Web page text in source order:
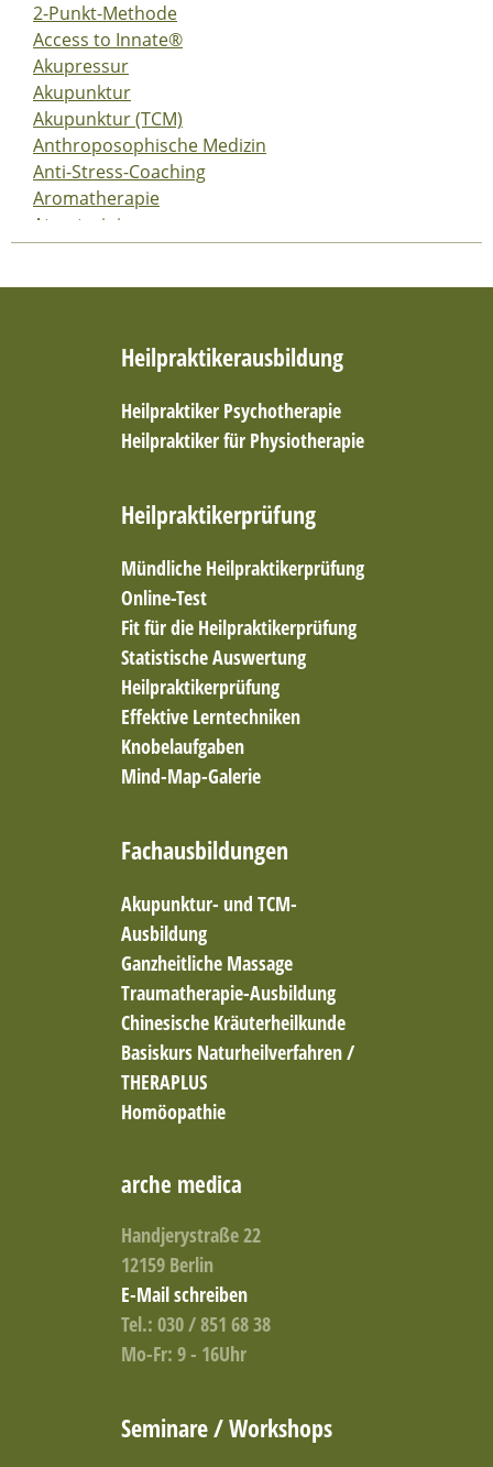
2-Punkt-Methode
Access to Innate®
Akupressur
Akupunktur
Akupunktur (TCM)
Anthroposophische Medizin
Anti-Stress-Coaching
Aromatherapie
Atemtraining
Ausleitungs- und Segmentverfahren
Baby- und Kindertherapie
Bachblüten
Bachblütentherapie
Beratung (Einzel- und Paartherapie)
Beratung & Persönlichkeitsentwicklung
Biochemie nach Schüssler
Bioresonanz nach Paul Schmidt
Bioresonanztherapie
Blockaden lösen
Blutegeltherapie
Breuss-Massage
chinesische Diätetik
Cluster-Analytik
Coaching (systemisch-personzentriert)
Coaching (systemisch)
Coaching / Glückslehre
Coaching / Stressprävention
Coaching & Persönlichkeitsentwicklung
Coaching und Persönlichkeitsentwicklung
Colon-Hydro-Therapie
Cranio-Sacral-Therapie
Craniomandibuläre Dysfunktionen
Dorn-Breuß-Methode
EFT Klopfakupressur
Elektroakupunktur
Emotion Code Therapie
Emotionale Balance
Heilpraktikerausbildung
Heilpraktiker Psychotherapie
Heilpraktiker für Physiotherapie
Heilpraktikerprüfung
Mündliche Heilpraktikerprüfung
Online-Test
Fit für die Heilpraktikerprüfung
Statistische Auswertung
Heilpraktikerprüfung
Effektive Lerntechniken
Knobelaufgaben
Mind-Map-Galerie
Fachausbildungen
Akupunktur- und TCM-
Ausbildung
Ganzheitliche Massage
Traumatherapie-Ausbildung
Chinesische Kräuterheilkunde
Basiskurs Naturheilverfahren /
THERAPLUS
Homöopathie
arche medica
Handjerystraße 22
12159 Berlin
E-Mail schreiben
Tel.: 030 / 851 68 38
Mo-Fr: 9 - 16Uhr
Seminare / Workshops